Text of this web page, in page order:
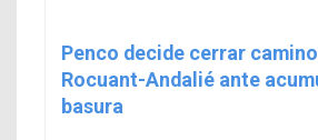
Penco decide cerrar
Rocuant-Andalié ante
basura